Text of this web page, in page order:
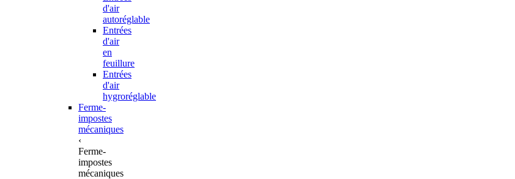
d'air
autoréglable
Entrées
d'air
en
feuillure
Entrées
d'air
hygroréglable
Ferme-
impostes
mécaniques
‹
Ferme-
impostes
mécaniques